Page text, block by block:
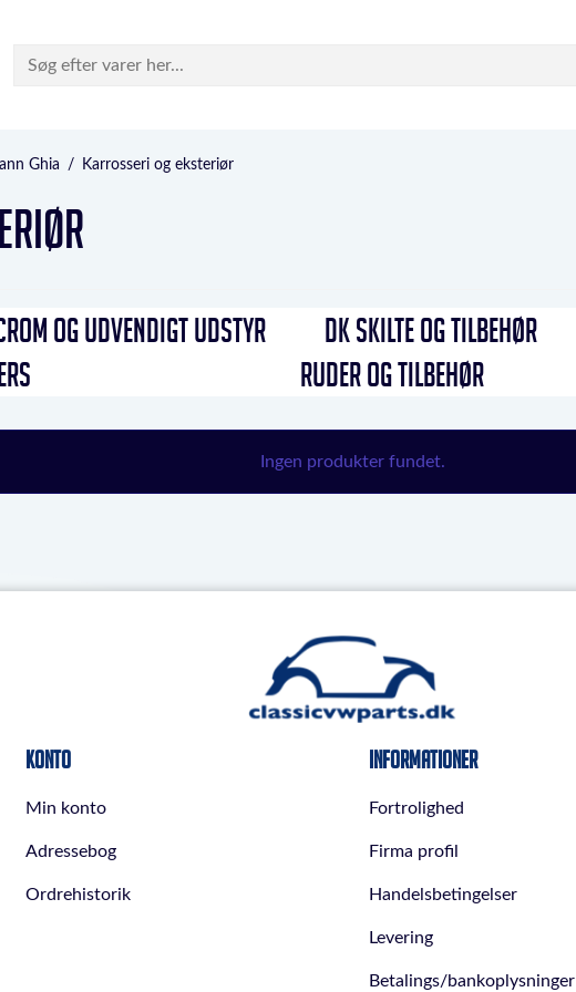
Ghia / Karrosseri og eksteriør
OG UDVENDIGT UDSTYR DK SKILTE OG TILBEHØR
RUDER OG TILBEHØR
Ingen produkter fundet.
Konto
Min konto
Adressebog
Ordrehistorik
Informationer
Fortrolighed
Firma profil
Handelsbetingelser
Levering
Betalings/bankoplysninger